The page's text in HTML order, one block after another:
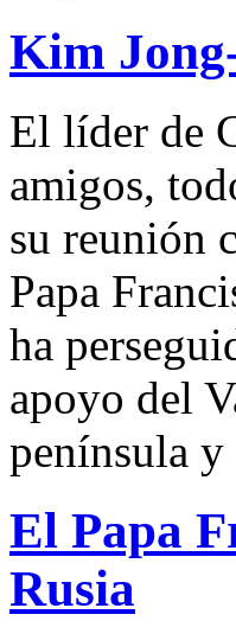
Kim
El líder de
amigos,
su reunión
Papa
ha
apoyo del
península y
El Papa
Rusia